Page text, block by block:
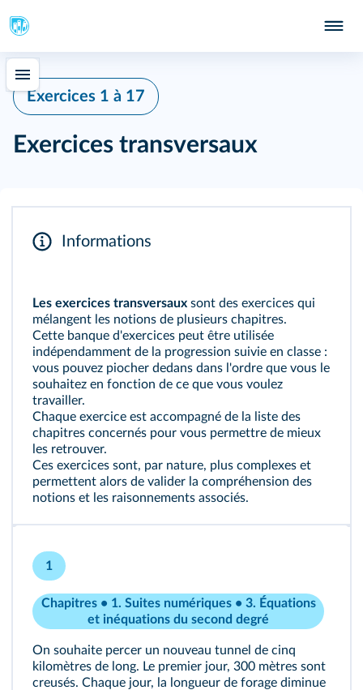
Exercices 1 à 17
Exercices transversaux
Informations
Les exercices transversaux sont des exercices qui
mélangent les notions de plusieurs chapitres.
Cette banque d'exercices peut être utilisée
indépendamment de la progression suivie en classe :
vous pouvez piocher dedans dans l'ordre que vous le
souhaitez en fonction de ce que vous voulez
travailler.
Chaque exercice est accompagné de la liste des
chapitres concernés pour vous permettre de mieux
les retrouver.
Ces exercices sont, par nature, plus complexes et
permettent alors de valider la compréhension des
notions et les raisonnements associés.
1
Chapitres • 1. Suites numériques • 3. Équations
et inéquations du second degré
On souhaite percer un nouveau tunnel de cinq
kilomètres de long. Le premier jour, 300 mètres sont
creusés. Chaque jour, la longueur de forage diminue